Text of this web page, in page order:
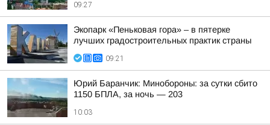
09:27
Экопарк «Пеньковая гора» – в пятерке
лучших градостроительных практик страны
09:21
Юрий Баранчик: Минобороны: за сутки сбито
1150 БПЛА, за ночь — 203
10:03